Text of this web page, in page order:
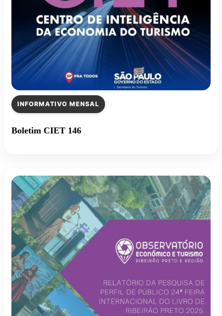
INFORMATIVO MENSAL
Boletim CIET 146